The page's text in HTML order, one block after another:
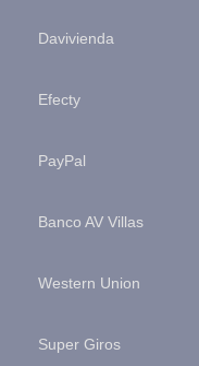
Davivienda
Efecty
PayPal
Banco AV Villas
Western Union
Super Giros